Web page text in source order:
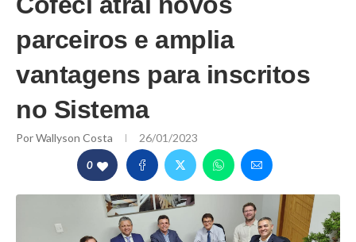
parceiros e amplia
vantagens para inscritos
no Sistema
PorWallyson Costa 26/01/2023
0